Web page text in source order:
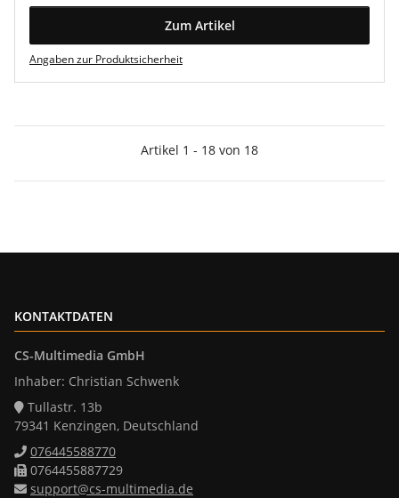
Zum Artikel
Angaben zur Produktsicherheit
Artikel 1 - 18 von 18
KONTAKTDATEN
CS-Multimedia GmbH
Inhaber: Christian Schwenk
Tullastr. 13b
79341 Kenzingen, Deutschland
076445588770
0764455887729
support@cs-multimedia.de